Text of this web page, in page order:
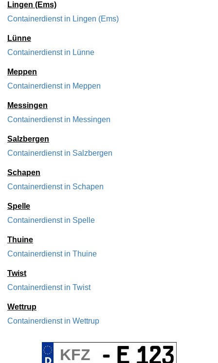
Lingen (Ems)
Containerdienst in Lingen (Ems)
Lünne
Containerdienst in Lünne
Meppen
Containerdienst in Meppen
Messingen
Containerdienst in Messingen
Salzbergen
Containerdienst in Salzbergen
Schapen
Containerdienst in Schapen
Spelle
Containerdienst in Spelle
Thuine
Containerdienst in Thuine
Twist
Containerdienst in Twist
Wettrup
Containerdienst in Wettrup